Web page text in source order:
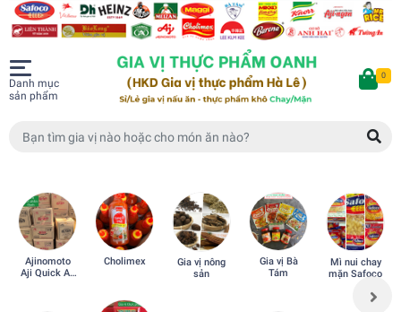
Danh mục
sản phẩm
0
Ajinomoto
Aji Quick Aji
Cholimex
Gia vị nông
sản
Gia vị Bà
Tám
Mì nui chay
mặn Safoco